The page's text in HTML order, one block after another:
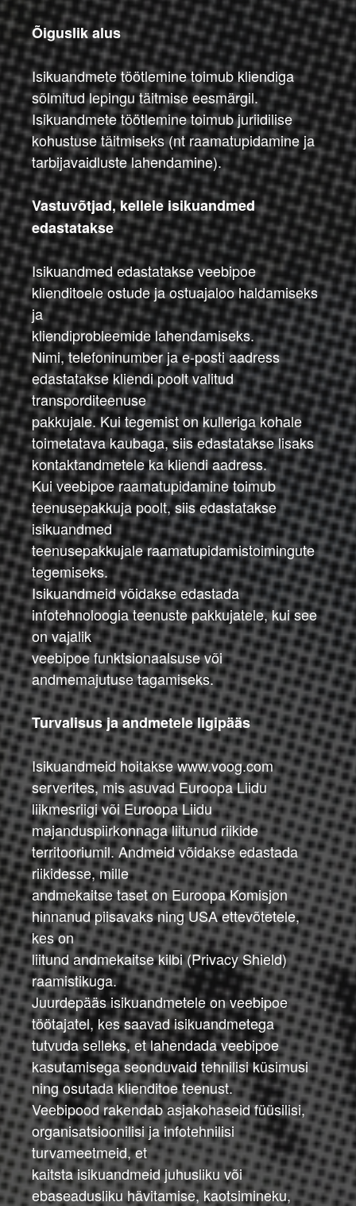
Õiguslik alus
Isikuandmete töötlemine toimub kliendiga
sõlmitud lepingu täitmise eesmärgil.
Isikuandmete töötlemine toimub juriidilise
kohustuse täitmiseks (nt raamatupidamine ja
tarbijavaidluste lahendamine).
Vastuvõtjad, kellele isikuandmed
edastatakse
Isikuandmed edastatakse veebipoe
klienditoele ostude ja ostuajaloo haldamiseks
ja
kliendiprobleemide lahendamiseks.
Nimi, telefoninumber ja e-posti aadress
edastatakse kliendi poolt valitud
transporditeenuse
pakkujale. Kui tegemist on kulleriga kohale
toimetatava kaubaga, siis edastatakse lisaks
kontaktandmetele ka kliendi aadress.
Kui veebipoe raamatupidamine toimub
teenusepakkuja poolt, siis edastatakse
isikuandmed
teenusepakkujale raamatupidamistoimingute
tegemiseks.
Isikuandmeid võidakse edastada
infotehnoloogia teenuste pakkujatele, kui see
on vajalik
veebipoe funktsionaalsuse või
andmemajutuse tagamiseks.
Turvalisus ja andmetele ligipääs
Isikuandmeid hoitakse www.voog.com
serverites, mis asuvad Euroopa Liidu
liikmesriigi või Euroopa Liidu
majanduspiirkonnaga liitunud riikide
territooriumil. Andmeid võidakse edastada
riikidesse, mille
andmekaitse taset on Euroopa Komisjon
hinnanud piisavaks ning USA ettevõtetele,
kes on
liitund andmekaitse kilbi (Privacy Shield)
raamistikuga.
Juurdepääs isikuandmetele on veebipoe
töötajatel, kes saavad isikuandmetega
tutvuda selleks, et lahendada veebipoe
kasutamisega seonduvaid tehnilisi küsimusi
ning osutada klienditoe teenust.
Veebipood rakendab asjakohaseid füüsilisi,
organisatsioonilisi ja infotehnilisi
turvameetmeid, et
kaitsta isikuandmeid juhusliku või
ebaseadusliku hävitamise, kaotsimineku,